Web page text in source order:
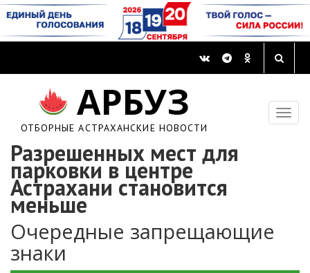
АРБУЗ
ОТБОРНЫЕ АСТРАХАНСКИЕ НОВОСТИ
Разрешенных мест для
парковки в центре
Астрахани становится
меньше
Очередные запрещающие
знаки